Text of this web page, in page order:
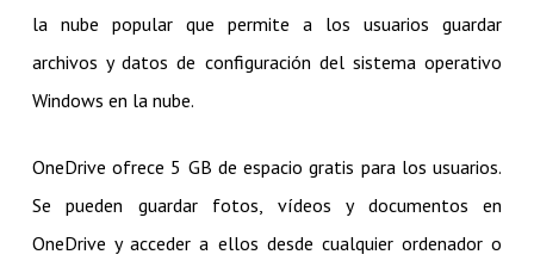
la nube popular que permite a los usuarios guardar
archivos y datos de configuración del sistema operativo
Windows en la nube.
OneDrive ofrece 5 GB de espacio gratis para los usuarios.
Se pueden guardar fotos, vídeos y documentos en
OneDrive y acceder a ellos desde cualquier ordenador o